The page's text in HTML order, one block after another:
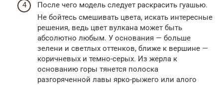
После чего модель следует раскрасить гуашью.
Не бойтесь смешивать цвета, искать интересные
решения, ведь цвет вулкана может быть
абсолютно любым. У основания — больше
зелени и светлых оттенков, ближе к вершине —
коричневых и темно-серых. Из жерла к
основанию горы тянется полоска
разгоряченной лавы ярко-рыжего или алого